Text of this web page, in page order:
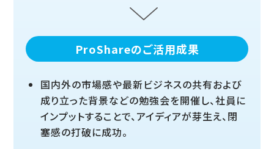
ProShareのご活用成果
国内外の市場感や最新ビジネスの共有および
成り立った背景などの勉強会を開催し、社員に
インプットすることで、アイディアが芽生え、閉
塞感の打破に成功。